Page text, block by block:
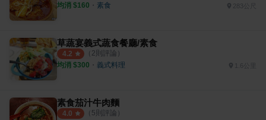
均消 $160 ・ 素食
草蔬宴義式蔬食餐廳/素食
4.2 （ 2則評論）
均消 $300 ・ 義式料理
素食茄汁牛肉麵
4.0 （ 5則評論）